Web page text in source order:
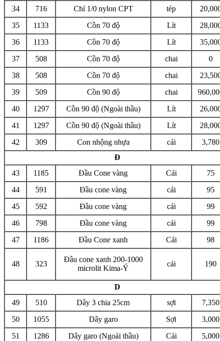
34
716 Chỉ 1/0 nylon CPT tép
35
1133 Cồn 70 độ Lít
36
1133 Cồn 70 độ Lít
37
508 Cồn 70 độ chai
0
38
508 Cồn 70 độ chai
39
509 Cồn 90 độ chai
40
1297 Cồn 90 độ (Ngoài thầu) Lít
41
1297 Cồn 90 độ (Ngoài thầu) Lít
42
309 Con nhộng nhựa cái
3,780
Đ
43
1185 Đầu Cone vàng Cái
75
44
591 Đầu cone vàng cái
95
45
592 Đầu cone vàng cái
99
46
798 Đầu cone vàng cái
99
47
1186 Đầu Cone xanh Cái 98
48 323
Đầu cone xanh 200-1000
microlit Kima-Ý
cái 190
D
49
510 Dây 3 chia 25cm sợi
7,350
50
1055 Dây garo Sợi
3,000
51
1286 Dây garo (Ngoài thầu) Cái
5,000